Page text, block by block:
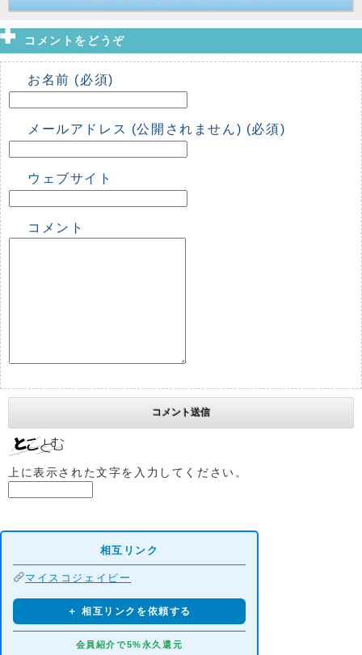
コメントをどうぞ
お名前 (必須)
メールアドレス (公開されません) (必須)
ウェブサイト
コメント
上に表示された文字を入力してください。
相互リンク
マイスコジェイピー
＋ 相互リンクを依頼する
会員紹介で5%永久還元